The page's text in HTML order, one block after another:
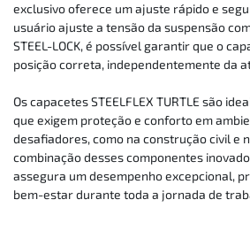
exclusivo oferece um ajuste rápido e
usuário ajuste a tensão da suspensão
STEEL-LOCK, é possível garantir que o
posição correta, independentemente da
Os capacetes STEELFLEX TURTLE são
que exigem proteção e conforto em
desafiadores, como na construção civil e
combinação desses componentes
assegura um desempenho excepcional,
bem-estar durante toda a jornada de